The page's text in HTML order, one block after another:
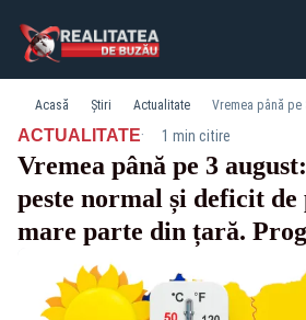
Acasă Știri Actualitate
ACTUALITATE· 1 min citire
Vremea până pe 3
peste normal și deficit
mare parte din țară.